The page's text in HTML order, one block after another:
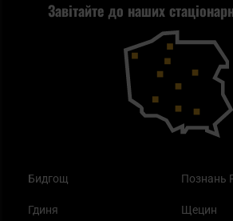
Завітайте до наших
Бидгощ
Гдиня
Познань
Щецин
Повернення товару
Blackout - що це таке?
Як працює маска від смогу?
Найкращі спальні мішки на осінь
Самозахист